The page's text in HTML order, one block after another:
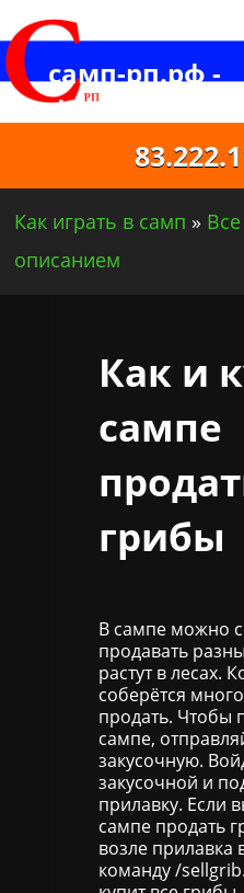
самп-рп.рф -
официальный
русский самп
Как играть в самп »
описанием
Как и
сампе
грибы
В сампе можно
продавать
растут в лесах.
соберётся
продать. Чтобы
сампе,
закусочную.
закусочной и
прилавку. Если
сампе продать
возле прилавка
команду /